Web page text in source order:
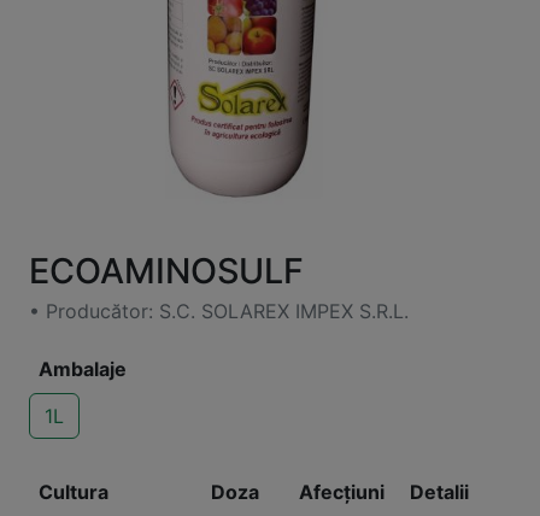
ECOAMINOSULF
• Producător: S.C. SOLAREX IMPEX S.R.L.
Ambalaje
1L
Cultura Doza Afecțiuni Detalii